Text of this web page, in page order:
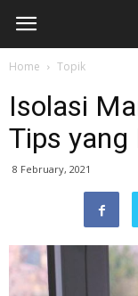
Home Topik
Isolasi
Tips yang
8 February, 2021